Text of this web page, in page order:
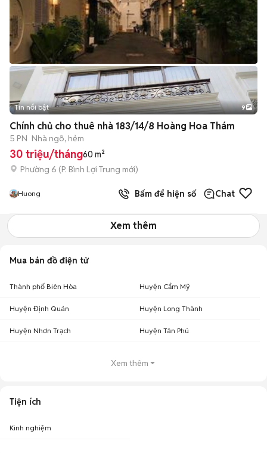
+2
Tin nổi bật 9
Chính chủ cho thuê nhà 183/14/8 Hoàng Hoa Thám
5 PN Nhà ngõ, hẻm
30 triệu/tháng60 m²
Phường 6 (P. Bình Lợi Trung mới)
Huong Bấm để hiện số Chat
Xem thêm
Mua bán đồ điện tử
Thành phố Biên Hòa Huyện Cẩm Mỹ
Huyện Định Quán Huyện Long Thành
Huyện Nhơn Trạch Huyện Tân Phú
Xem thêm
Tiện ích
Kinh nghiệm